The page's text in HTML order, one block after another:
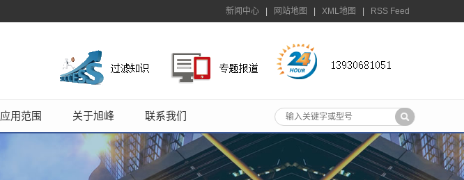
新闻中心 网站地图 XML地图 RSS Feed
应用范围 关于旭峰 联系我们